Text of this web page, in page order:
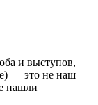
и выступов,
— это не наш
нашли